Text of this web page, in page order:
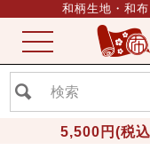
和柄生地・和
5,500円(税
ME
NU